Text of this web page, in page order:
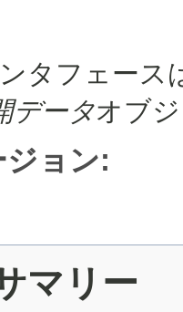
タフェース
データオブ
ョン:
マリー